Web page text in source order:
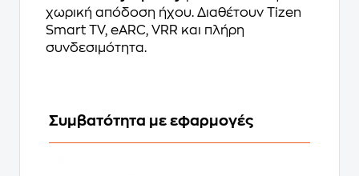
χωρική απόδοση ήχου. Διαθέτουν Tizen
Smart TV, eARC, VRR και πλήρη
συνδεσιμότητα.
Συμβατότητα με εφαρμογές